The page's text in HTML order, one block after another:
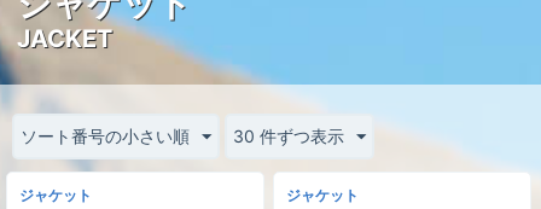
JACKET
ソート番号の小さい順 30 件ずつ表示
ジャケット ジャケット